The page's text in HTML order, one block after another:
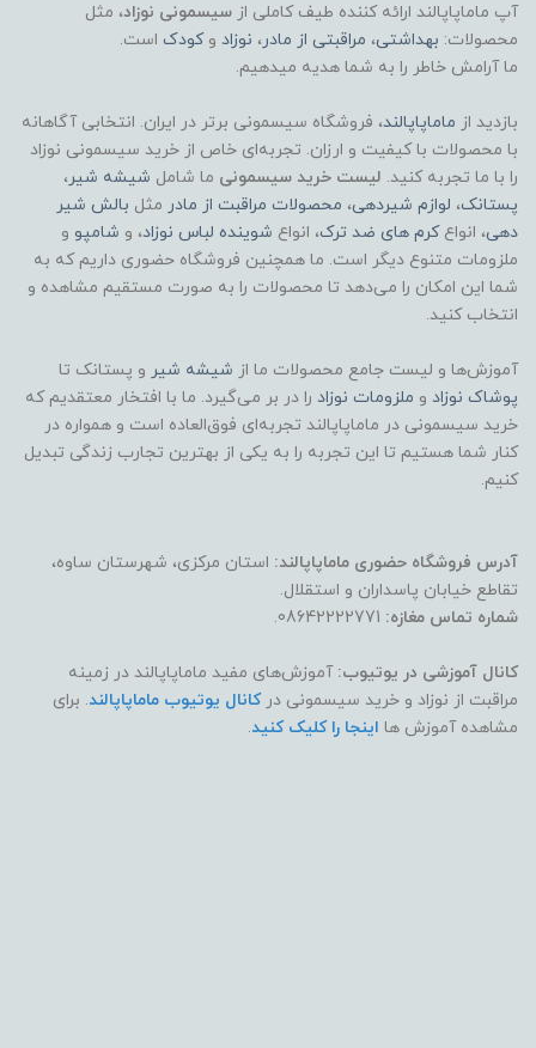
آپ ماماپاپالند ارائه کننده طیف کاملی از سیسمونی نوزاد، مثل
محصولات: بهداشتی، مراقبتی از مادر، نوزاد وکودک است.
ما آرامش خاطر را به شما هدیه میدهیم.
بازدید از ماماپاپالند، فروشگاه سیسمونی برتر در ایران. انتخابی آگاهانه
با محصولات با کیفیت و ارزان. تجربه‌ای خاص از خرید سیسمونی نوزاد
را با ما تجربه کنید. لیست خرید سیسمونی ما شامل شیشه شیر،
پستانک، لوازم شیردهی، محصولات مراقبت از مادر مثل بالش شیر
دهی، انواعکرم های ضد ترک، انواع شوینده لباس نوزاد، و شامپو و
ملزومات متنوع دیگر است. ما همچنین فروشگاه حضوری داریم که به
شما این امکان را می‌دهد تا محصولات را به صورت مستقیم مشاهده و
انتخاب کنید.
آموزش‌ها و لیست جامع محصولات ما از شیشه شیر و پستانک تا
پوشاک نوزاد و ملزومات نوزاد را در بر می‌گیرد. ما با افتخار معتقدیم که
خرید سیسمونی در ماماپاپالند تجربه‌ای فوق‌العاده است و همواره در
کنار شما هستیم تا این تجربه را به یکی از بهترین تجارب زندگی تبدیل
کنیم.
آدرس فروشگاه حضوری ماماپاپالند: استان مرکزی، شهرستان ساوه،
تقاطع خیابان پاسداران و استقلال.
شماره تماس مغازه:
کانال آموزشی در یوتیوب: آموزش‌های مفید ماماپاپالند در زمینه
مراقبت از نوزاد و خرید سیسمونی درکانال یوتیوب ماماپاپالند. برای
مشاهده آموزش ها اینجا را کلیک کنید.